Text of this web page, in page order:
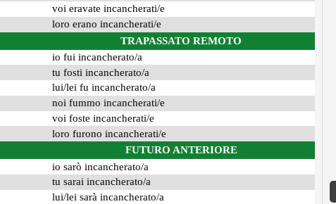
voi eravate incancherati/e
loro erano incancherati/e
TRAPASSATO REMOTO
io fui incancherato/a
tu fosti incancherato/a
lui/lei fu incancherato/a
noi fummo incancherati/e
voi foste incancherati/e
loro furono incancherati/e
FUTURO ANTERIORE
io sarò incancherato/a
tu sarai incancherato/a
lui/lei sarà incancherato/a